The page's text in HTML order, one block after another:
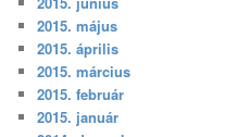
2015. május
2015. április
2015. március
2015. február
2015. január